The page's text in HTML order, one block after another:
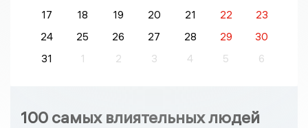
17
18 19 20 21 22
23
24
25 26 27 28 29
30
31
1 2 3 4 5 6
100 самых влиятельных людей